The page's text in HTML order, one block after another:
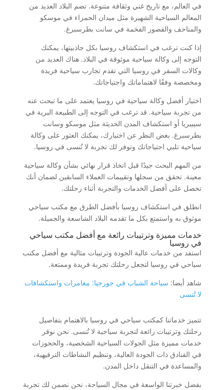
في العالم، مع تاريخ غني وثقافة متنوعة. تضم البلاد العديد من
المعالم السياحية الشهيرة مثل ميدان الحمراء في موسكو
والمتاحف والقصور الفخمة في سانت بطرسبرغ.
إذا كنت ترغب في استكشاف روسيا بكل جاذبيتها، يمكنك
التوجه إلى وكالة سياحية موثوقة في البلاد. هناك العديد من
وكالات السفر في روسيا التي تقدم تجارب سياحية فريدة
ومخصصة وفقًا لاهتماماتك واحتياجاتك.
اختيار أفضل وكالة سياحية في روسيا يعتمد على ما تبحث عنه
من تجربة سياحية. قد ترغب في التوجه إلى الطبيعة البرية في
سيبيريا أو استكشاف المدن الحديثة مثل موسكو وسانت
بطرسبرغ. بغض النظر عن اختيارك، يمكنك العثور على وكالة
سياحية تلبي احتياجاتك وتوفر لك تجربة لا تُنسى في روسيا.
من المهم البحث جيدًا قبل اتخاذ قرار نهائي بشأن وكالة سياحية
معينة. تحقق من سجلها وتقييمات العملاء السابقين لضمان أنك
تحصل على أفضل الخدمات والتجربة أثناء رحلتك.
انطلق في استكشاف روسيا بأفضل الطرق مع مكتب سياحي
موثوق به واستمتع بكل ما تقدمه البلاد الشاسعة والجميلة.
خدمات مميزة وترتيبات رائعة مع أفضل مكتب سياحي
في روسيا
استفد من خدمات عالية الجودة وترتيبات مثالية مع أفضل مكتب
سياحي في روسيا لتجعل رحلتك تجربة فريدة وممتعة.
شاهد أيضا: سياحة الشباب في جورجيا: مغامرات واستكشافات
لا تُنسى
تتميز خدماتنا كمكتب سياحي في روسيا بالاهتمام بتفاصيل
رحلتك وترتيبات رائعة لتجربة سياحية لا تُنسى. نحن نوفر
خدمات مميزة مثل الجولات السياحية الشخصية، والحجوزات
في الفنادق ذات الجودة العالية، وتنظيم النشاطات الترفيهية،
والمساعدة في التنقل داخل المدن.
بفضل خبرتنا الواسعة في مجال السياحة، نحن نضمن لك تجربة